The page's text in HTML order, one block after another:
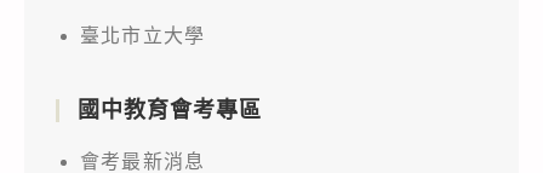
臺北市立大學
國中教育會考專區
會考最新消息